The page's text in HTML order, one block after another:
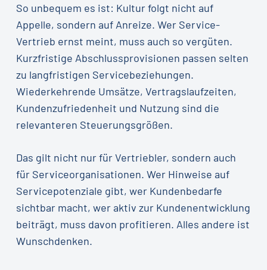
So unbequem es ist: Kultur folgt nicht auf
Appelle, sondern auf Anreize. Wer Service-
Vertrieb ernst meint, muss auch so vergüten.
Kurzfristige Abschlussprovisionen passen selten
zu langfristigen Servicebeziehungen.
Wiederkehrende Umsätze, Vertragslaufzeiten,
Kundenzufriedenheit und Nutzung sind die
relevanteren Steuerungsgrößen.
Das gilt nicht nur für Vertriebler, sondern auch
für Serviceorganisationen. Wer Hinweise auf
Servicepotenziale gibt, wer Kundenbedarfe
sichtbar macht, wer aktiv zur Kundenentwicklung
beiträgt, muss davon profitieren. Alles andere ist
Wunschdenken.